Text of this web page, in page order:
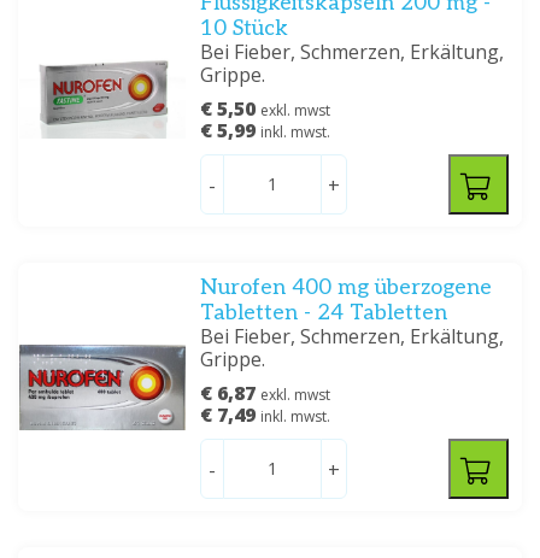
10 Stück
Bei Fieber, Schmerzen, Erkältung,
Grippe.
€ 5,50 exkl. mwst
€ 5,99 inkl. mwst.
- +
Nurofen 400 mg überzogene
Tabletten - 24 Tabletten
Bei Fieber, Schmerzen, Erkältung,
Grippe.
€ 6,87 exkl. mwst
€ 7,49 inkl. mwst.
- +